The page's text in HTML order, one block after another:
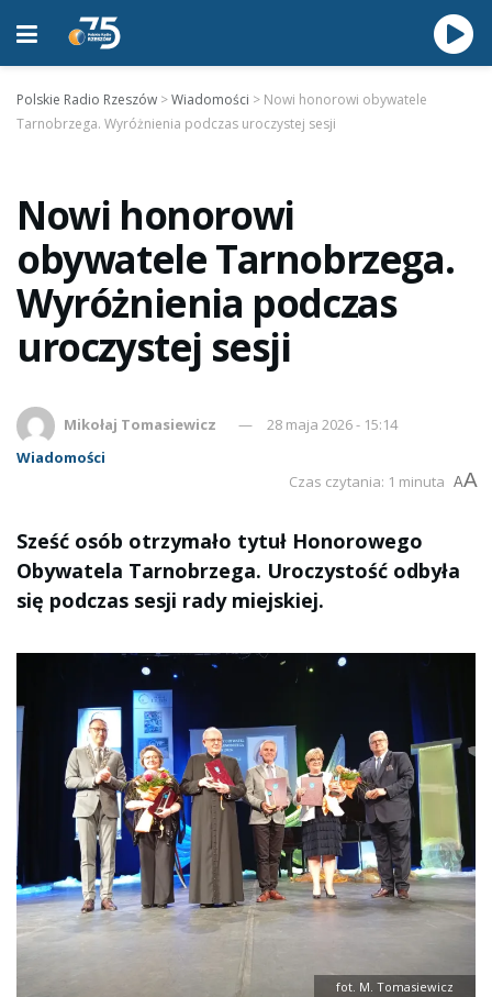
Polskie Radio Rzeszów >Wiadomości > Nowi honorowi obywatele
Tarnobrzega. Wyróżnienia podczas uroczystej sesji
Nowi honorowi
obywatele Tarnobrzega.
Wyróżnienia podczas
uroczystej sesji
Mikołaj Tomasiewicz
28 maja 2026 - 15:14
Wiadomości
Czas czytania: 1 minuta AA
Sześć osób otrzymało tytuł Honorowego
Obywatela Tarnobrzega. Uroczystość odbyła
się podczas sesji rady miejskiej.
fot. M. Tomasiewicz